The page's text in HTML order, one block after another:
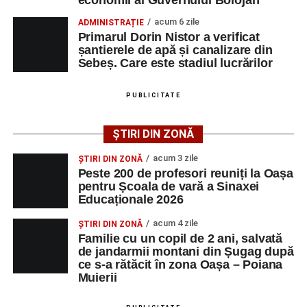
simfonic susținut în Grădina Muzeului Municipal „Ioan
Raica”, sub bagheta dirijoruluiRemus Grama, alături de
muzicieni români de prestigiu.
Și în acest an, pe scenă vor urca atât artiști consacrați, cât
cariere de succes în țară și în străinătate.
Festivalul include și o componentă cinematografică
importantă. Publicul va putea urmări mai multe producții
realizate cu implicarea producătoareiGabi Suciu
originară din Sebeș, prezentă de-a lungul timpului la
unele dintre cele mai importante festivaluri europene de
Un alt moment așteptat este show-ul susținut deDJ
Phantom (Edy Schneider)
ADMINISTRAȚIE acum 6 zile
Primarul Dorin Nistor a verificat
șantierele de apă și canalizare din
Sebeș. Care este stadiul lucrărilor
PUBLICITATE
ȘTIRI DIN ZONĂ
ȘTIRI DIN ZONĂ acum 3 zile
Peste 200 de profesori reuniți la Oașa
pentru Școala de vară a Sinaxei
Educaționale 2026
ȘTIRI DIN ZONĂ acum 4 zile
Familie cu un copil de 2 ani, salvată
de jandarmii montani din Șugag după
ce s-a rătăcit în zona Oașa – Poiana
Muierii